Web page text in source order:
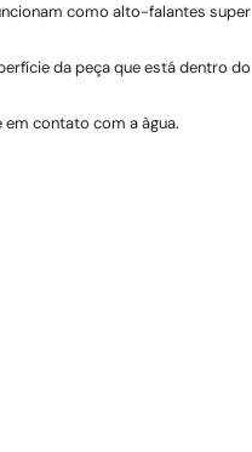
como alto-falantes super
da peça que está dentro do
contato com a àgua.